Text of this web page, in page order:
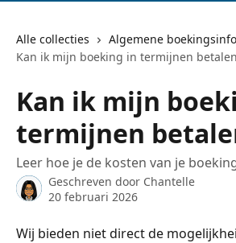
Alle collecties
Algemene
Kan ik mijn boeking in termijnen
Kan ik mijn
termijnen
Leer hoe je de kosten van je
Geschreven door Chantelle
20 februari 2026
Wij bieden niet direct de